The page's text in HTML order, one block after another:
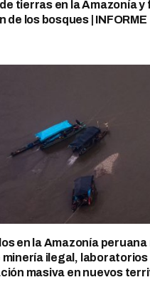
tierras en la Amazonía
de los bosques | INFORME
en la Amazonía
minería ilegal, laboratorios
masiva en nuevos